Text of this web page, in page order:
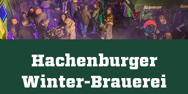
Hachenburger
Winter-Brauerei